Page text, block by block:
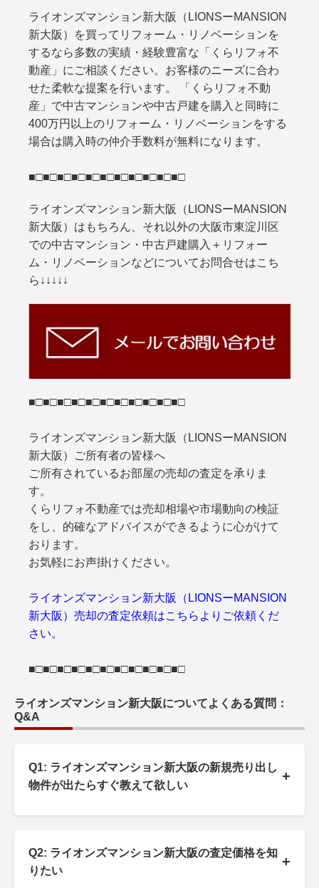
ライオンズマンション新大阪（LIONSーMANSION
新大阪）を買ってリフォーム・リノベーションを
するなら多数の実績・経験豊富な「くらリフォ不
動産」にご相談ください。お客様のニーズに合わ
せた柔軟な提案を行います。 「くらリフォ不動
産」で中古マンションや中古戸建を購入と同時に
400万円以上のリフォーム・リノベーションをする
場合は購入時の仲介手数料が無料になります。
■□■□■□■□■□■□■□■□■□■□■□
ライオンズマンション新大阪（LIONSーMANSION
新大阪）はもちろん、それ以外の大阪市東淀川区
での中古マンション・中古戸建購入＋リフォー
ム・リノベーションなどについてお問合せはこち
ら↓↓↓↓↓
■□■□■□■□■□■□■□■□■□■□■□
ライオンズマンション新大阪（LIONSーMANSION
新大阪）ご所有者の皆様へ
ご所有されているお部屋の売却の査定を承りま
す。
くらリフォ不動産では売却相場や市場動向の検証
をし、的確なアドバイスができるように心がけて
おります。
お気軽にお声掛けください。
ライオンズマンション新大阪（LIONSーMANSION
新大阪）売却の査定依頼はこちらよりご依頼くだ
さい。
■□■□■□■□■□■□■□■□■□■□■□
ライオンズマンション新大阪についてよくある質問：
Q&A
Q1: ライオンズマンション新大阪の新規売り出し
物件が出たらすぐ教えて欲しい
+
Q2: ライオンズマンション新大阪の査定価格を知
りたい
+